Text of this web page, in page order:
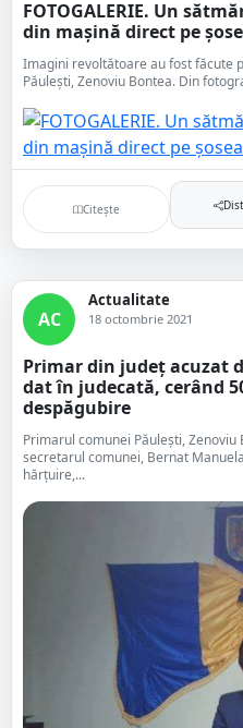
FOTOGALERIE. Un
din mașină direct pe
Imagini revoltătoare au fost făcute
Păulești, Zenoviu Bontea. Din
Citește
AC
Actualitate
18 octombrie 2021
Primar din județ acuzat
dat în judecată, cerând
despăgubire
Primarul comunei Păulești,
secretarul comunei, Bernat
hărțuire,...